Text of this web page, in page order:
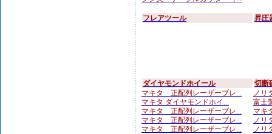
フレアツール 昇圧
ダイヤモンドホイール
マキタ 正配列レーザーブレ...
マキタ ダイヤモンドホイ...
マキタ 正配列レーザーブレ...
マキタ 正配列レーザーブレ...
マキタ 正配列レーザーブレ...
切断
ノリ
富士
マキ
ノリ
ノリ